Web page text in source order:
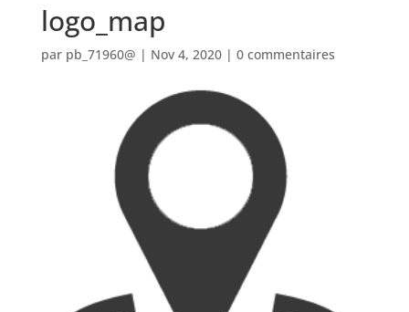
logo_map
par pb_71960@ | Nov 4, 2020| 0 commentaires